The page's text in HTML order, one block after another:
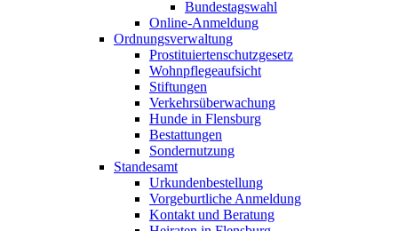
Bundestagswahl
Online-Anmeldung
Ordnungsverwaltung
Prostituiertenschutzgesetz
Wohnpflegeaufsicht
Stiftungen
Verkehrsüberwachung
Hunde in Flensburg
Bestattungen
Sondernutzung
Standesamt
Urkundenbestellung
Vorgeburtliche Anmeldung
Kontakt und Beratung